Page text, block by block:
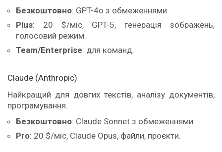
Безкоштовно: GPT-4o з обмеженнями.
Plus: 20 $/міс, GPT-5, генерація зображень,
голосовий режим.
Team/Enterprise: для команд.
Claude (Anthropic)
Найкращий для довгих текстів, аналізу документів,
програмування.
Безкоштовно: Claude Sonnet з обмеженнями.
Pro: 20 $/міс, Claude Opus, файли, проєкти.